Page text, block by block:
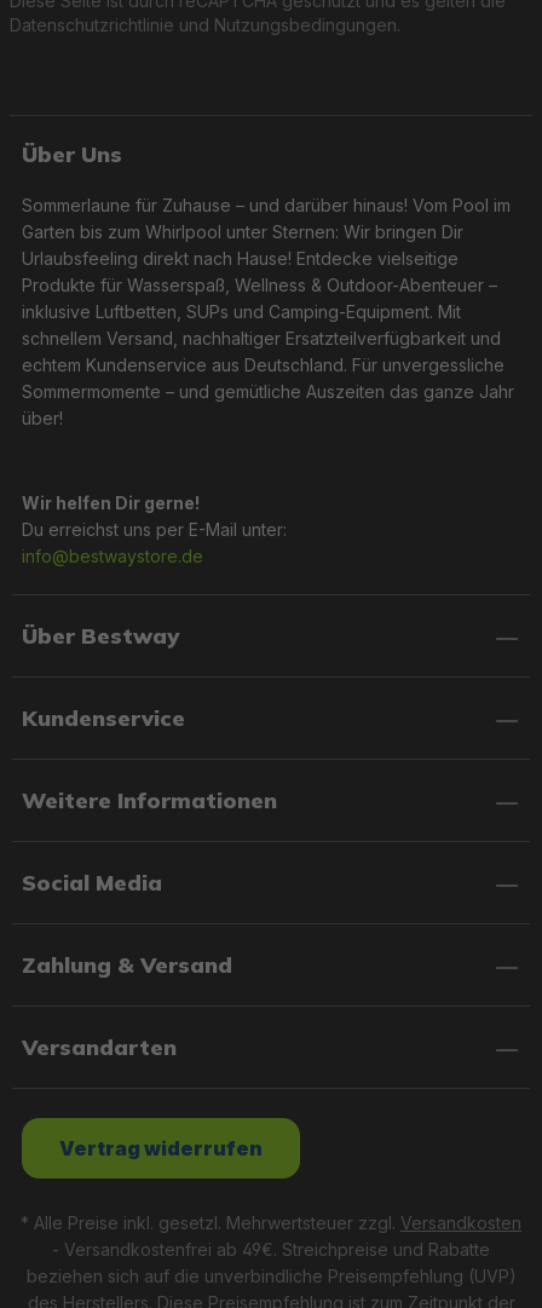
Datenschutzrichtlinie und Nutzungsbedingungen.
Über Uns
Sommerlaune für Zuhause – und darüber hinaus! Vom Pool im
Garten bis zum Whirlpool unter Sternen: Wir bringen Dir
Urlaubsfeeling direkt nach Hause! Entdecke vielseitige
Produkte für Wasserspaß, Wellness & Outdoor-Abenteuer –
inklusive Luftbetten, SUPs und Camping-Equipment. Mit
schnellem Versand, nachhaltiger Ersatzteilverfügbarkeit und
echtem Kundenservice aus Deutschland. Für unvergessliche
Sommermomente – und gemütliche Auszeiten das ganze Jahr
über!
Wir helfen Dir gerne!
Du erreichst uns per E-Mail unter:
info@bestwaystore.de
Über Bestway
Kundenservice
Weitere Informationen
Social Media
Zahlung & Versand
Versandarten
Vertrag widerrufen
* Alle Preise inkl. gesetzl. Mehrwertsteuer zzgl. Versandkosten
- Versandkostenfrei ab 49€. Streichpreise und Rabatte
beziehen sich auf die unverbindliche Preisempfehlung (UVP)
des Herstellers. Diese Preisempfehlung ist zum Zeitpunkt der